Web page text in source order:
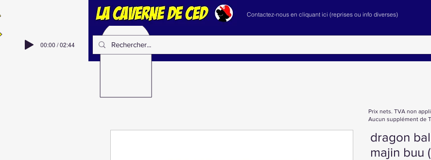
00:00 / 02:44
Contactez-nous en cliquant ici (reprises ou info diverses)
dragon
majin buu
Prix nets. TVA non
Aucun supplément de